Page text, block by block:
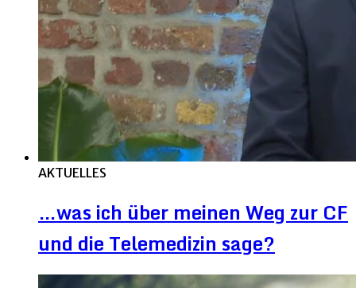
AKTUELLES
…was ich über meinen Weg zur CF
und die Telemedizin sage?